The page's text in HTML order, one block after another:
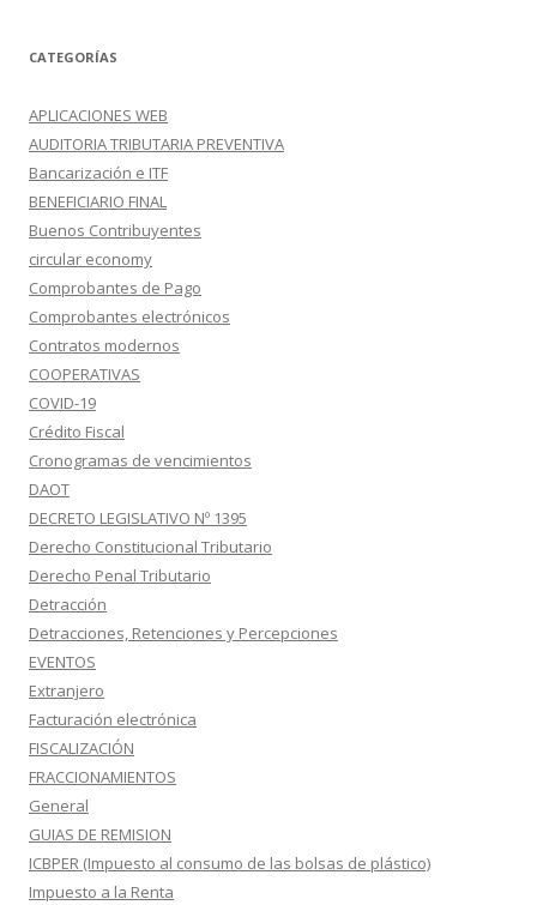
CATEGORÍAS
APLICACIONES WEB
AUDITORIA TRIBUTARIA PREVENTIVA
Bancarización e ITF
BENEFICIARIO FINAL
Buenos Contribuyentes
circular economy
Comprobantes de Pago
Comprobantes electrónicos
Contratos modernos
COOPERATIVAS
COVID-19
Crédito Fiscal
Cronogramas de vencimientos
DAOT
DECRETO LEGISLATIVO Nº 1395
Derecho Constitucional Tributario
Derecho Penal Tributario
Detracción
Detracciones, Retenciones y Percepciones
EVENTOS
Extranjero
Facturación electrónica
FISCALIZACIÓN
FRACCIONAMIENTOS
General
GUIAS DE REMISION
ICBPER (Impuesto al consumo de las bolsas de plástico)
Impuesto a la Renta